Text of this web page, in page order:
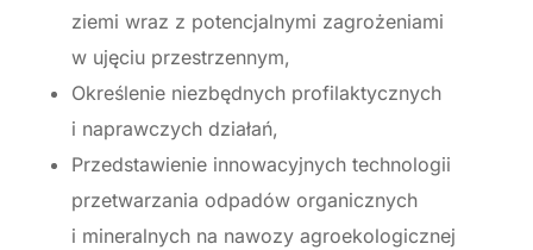
ziemi wraz z potencjalnymi zagrożeniami
w ujęciu przestrzennym,
Określenie niezbędnych profilaktycznych
i naprawczych działań,
Przedstawienie innowacyjnych technologii
przetwarzania odpadów organicznych
i mineralnych na nawozy agroekologicznej